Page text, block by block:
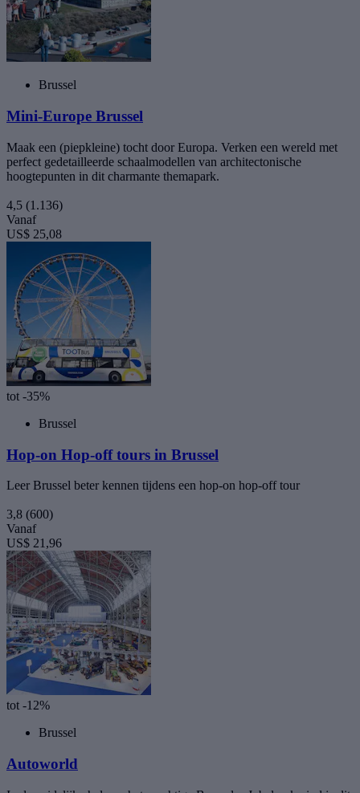
Brussel
Mini-Europe Brussel
Maak een (piepkleine) tocht door Europa. Verken een wereld met
perfect gedetailleerde schaalmodellen van architectonische
hoogtepunten in dit charmante themapark.
4,5 (1.136)
Vanaf
US$ 25,08
tot -35%
Brussel
Hop-on Hop-off tours in Brussel
Leer Brussel beter kennen tijdens een hop-on hop-off tour
3,8 (600)
Vanaf
US$ 21,96
tot -12%
Brussel
Autoworld